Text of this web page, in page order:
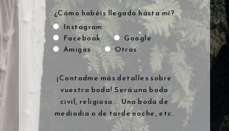
¿Cómo habéis llegado hasta mí?
Instagram
Facebook
Google
Amigos
Otros
¡Contadme más detalles sobre
vuestra boda! Será una boda
civil, religiosa... Una boda de
mediodia o de tarde noche, etc.